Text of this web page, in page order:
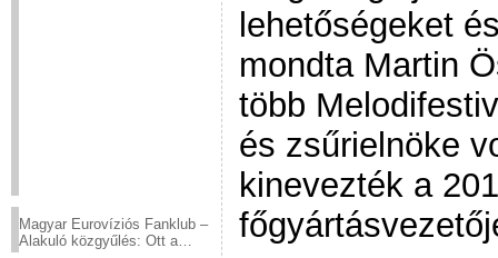
Magyar Eurovíziós Fanklub –
Alakuló közgyűlés: Ott a
lehetőségeket
mondta Martin
több
és zsűrielnöke
kinevezték a